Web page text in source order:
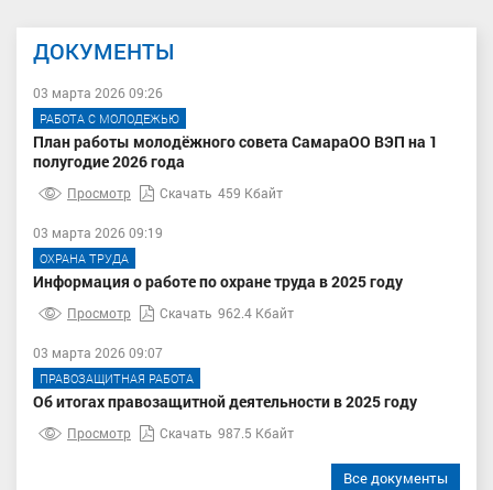
ДОКУМЕНТЫ
03 марта 2026 09:26
РАБОТА С МОЛОДЕЖЬЮ
План работы молодёжного совета СамараОО ВЭП на 1
полугодие 2026 года
Просмотр Скачать 459 Кбайт
03 марта 2026 09:19
ОХРАНА ТРУДА
Информация о работе по охране труда в 2025 году
Просмотр Скачать 962.4 Кбайт
03 марта 2026 09:07
ПРАВОЗАЩИТНАЯ РАБОТА
Об итогах правозащитной деятельности в 2025 году
Просмотр Скачать 987.5 Кбайт
Все документы